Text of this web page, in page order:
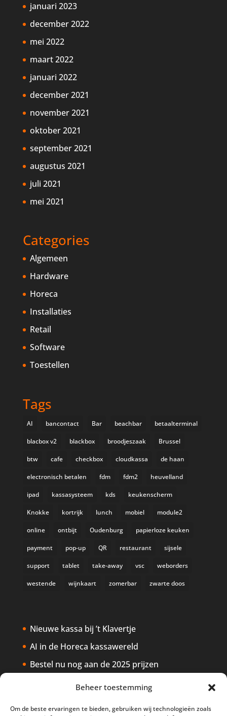
Beheer toestemming
Om de beste ervaringen te bieden, gebruiken wij technologieën zoals
januari 2023
december 2022
mei 2022
maart 2022
januari 2022
december 2021
november 2021
oktober 2021
september 2021
augustus 2021
juli 2021
mei 2021
Categories
Algemeen
Hardware
Horeca
Installaties
Retail
Software
Toestellen
Tags
AI bancontact Bar beachbar betaalterminal
blacbox v2 blackbox broodjeszaak Brussel
btw cafe checkbox cloudkassa de haan
electronisch betalen fdm fdm2 heuvelland
ipad kassasysteem kds keukenscherm
Knokke kortrijk lunch mobiel module2
online ontbijt Oudenburg papierloze keuken
payment pop-up QR restaurant sijsele
support tablet take-away vsc weborders
westende wijnkaart zomerbar zwarte doos
Nieuwe kassa bij ’t Klavertje
AI in de Horeca kassawereld
Bestel nu nog aan de 2025 prijzen
Safran Palace start met nieuw
BTW aanpassingen HoReCa vanaf 1